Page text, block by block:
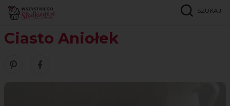
SZUKAJ
Strona główna Ciasto Aniołek
Ciasto Aniołek
Zobacz nasze piny w serwisie Pinterest
Udostępnij ten przepis w serwisie Facebook